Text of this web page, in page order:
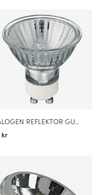
i olika varianter
Oavsett om du söker
en kraftfull ljuskälla för
som kombinerar
Utforska vårt utbud och
HALOGEN REFLEKTOR GU10 50W
kr